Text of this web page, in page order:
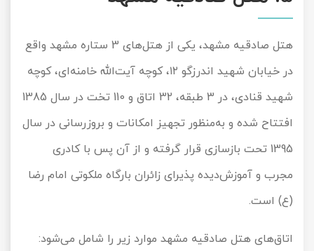
هتل صادقیه مشهد، یکی از هتل‌های 3 ستاره مشهد واقع
در خیابان شهید اندرزگو ۱۲، کوچه آیت
الله خامنهای، کوچه
شهید قنادی، در 3 طبقه، 32 اتاق و 110 تخت در سال 1385
افتتاح شده و به‌منظور تجهیز امکانات و بروزرسانی در سال
1395 تحت بازسازی قرار گرفته و از آن پس با کادری
مجرب و آموزش‌دیده پذیرای زائران بارگاه ملکوتی امام رضا
(ع) است.
اتاق‌های هتل صادقیه مشهد موارد زیر را شامل می‌شود: